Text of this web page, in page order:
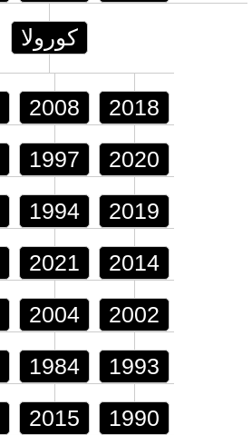
كورولا
2008 2018
1997 2020
1994 2019
2021 2014
2004 2002
1984 1993
2015 1990